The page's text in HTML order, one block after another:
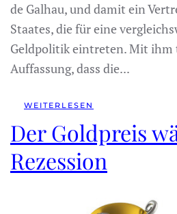
de Galhau, und damit ein
Staates, die für eine
Geldpolitik eintreten. Mit ihm
Auffassung, dass die...
WEITERLESEN
Der Goldpreis
Rezession